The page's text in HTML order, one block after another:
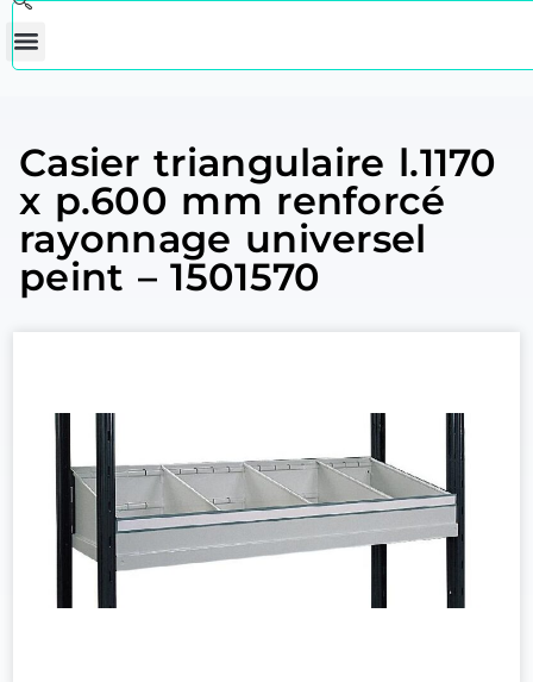
Casier triangulaire l.1170
x p.600 mm renforcé
rayonnage universel
peint – 1501570